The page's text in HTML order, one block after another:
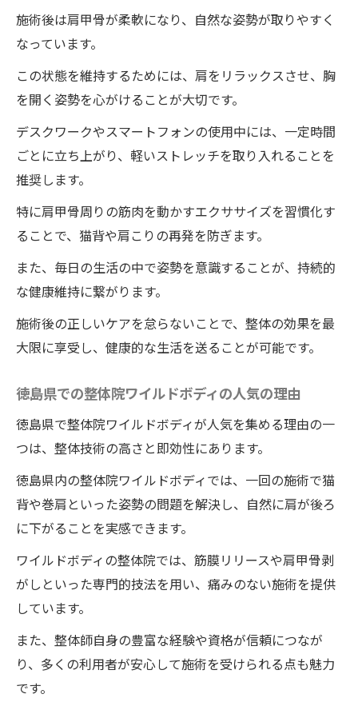
施術後は肩甲骨が柔軟になり、自然な姿勢が取りやすく
なっています。
この状態を維持するためには、肩をリラックスさせ、胸
を開く姿勢を心がけることが大切です。
デスクワークやスマートフォンの使用中には、一定時間
ごとに立ち上がり、軽いストレッチを取り入れることを
推奨します。
特に肩甲骨周りの筋肉を動かすエクササイズを習慣化す
ることで、猫背や肩こりの再発を防ぎます。
また、毎日の生活の中で姿勢を意識することが、持続的
な健康維持に繋がります。
施術後の正しいケアを怠らないことで、整体の効果を最
大限に享受し、健康的な生活を送ることが可能です。
徳島県での整体院ワイルドボディの人気の理由
徳島県で整体院ワイルドボディが人気を集める理由の一
つは、整体技術の高さと即効性にあります。
徳島県内の整体院ワイルドボディでは、一回の施術で猫
背や巻肩といった姿勢の問題を解決し、自然に肩が後ろ
に下がることを実感できます。
ワイルドボディの整体院では、筋膜リリースや肩甲骨剥
がしといった専門的技法を用い、痛みのない施術を提供
しています。
また、整体師自身の豊富な経験や資格が信頼につなが
り、多くの利用者が安心して施術を受けられる点も魅力
です。